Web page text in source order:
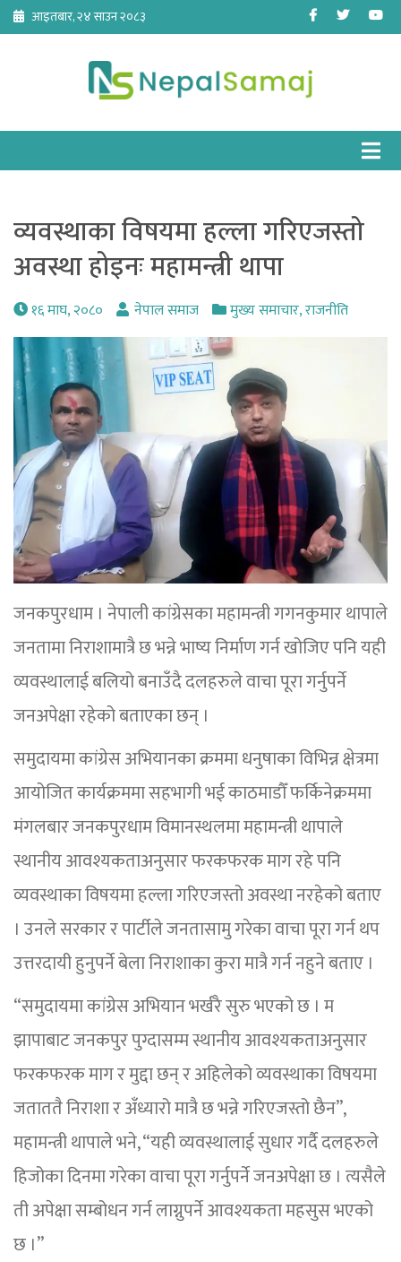
Skip
content
आइतबार, २४ साउन २०८३ Facebook
Twitter
व्यवस्थाका विषयमा हल्ला गरिएजस्तो
अवस्था होइनः महामन्त्री थापा
१६ माघ, २०८० नेपाल समाज मुख्य समाचार,राजनीति
जनकपुरधाम । नेपाली कांग्रेसका महामन्त्री गगनकुमार थापाले
जनतामा निराशामात्रै छ भन्ने भाष्य निर्माण गर्न खोजिए पनि यही
व्यवस्थालाई बलियो बनाउँदै दलहरुले वाचा पूरा गर्नुपर्ने
जनअपेक्षा रहेको बताएका छन् ।
समुदायमा कांग्रेस अभियानका क्रममा धनुषाका विभिन्न क्षेत्रमा
आयोजित कार्यक्रममा सहभागी भई काठमाडौँ फर्किनेक्रममा
मंगलबार जनकपुरधाम विमानस्थलमा महामन्त्री थापाले
स्थानीय आवश्यकताअनुसार फरकफरक माग रहे पनि
व्यवस्थाका विषयमा हल्ला गरिएजस्तो अवस्था नरहेको बताए
। उनले सरकार र पार्टीले जनतासामु गरेका वाचा पूरा गर्न थप
उत्तरदायी हुनुपर्ने बेला निराशाका कुरा मात्रै गर्न नहुने बताए ।
“समुदायमा कांग्रेस अभियान भर्खरै सुरु भएको छ । म
झापाबाट जनकपुर पुग्दासम्म स्थानीय आवश्यकताअनुसार
फरकफरक माग र मुद्दा छन् र अहिलेको व्यवस्थाका विषयमा
जताततै निराशा र अँध्यारो मात्रै छ भन्ने गरिएजस्तो छैन”,
महामन्त्री थापाले भने, “यही व्यवस्थालाई सुधार गर्दै दलहरुले
हिजोका दिनमा गरेका वाचा पूरा गर्नुपर्ने जनअपेक्षा छ । त्यसैले
ती अपेक्षा सम्बोधन गर्न लाग्नुपर्ने आवश्यकता महसुस भएको
छ ।”